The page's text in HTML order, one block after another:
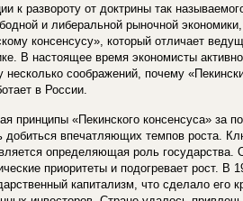
к развороту от доктрины так
и либеральной рыночной
консенсусу», который отличает
В настоящее время экономисты
несколько соображений, почему
в России.
принципы «Пекинского консенсуса» за
добиться впечатляющих темпов роста.
определяющая роль государства.
приоритеты и подогревает рост. В
капитализм, что сделало его